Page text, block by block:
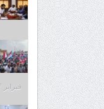
فبراير 7, 2026